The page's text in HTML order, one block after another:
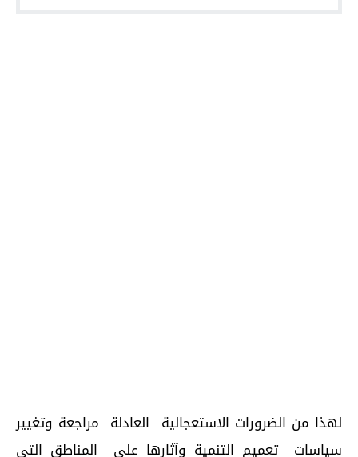
لهذا من الضرورات الاستعجالية العادلة مراجعة وتغيير
سياسات تعميم التنمية وآثارها على المناطق التي